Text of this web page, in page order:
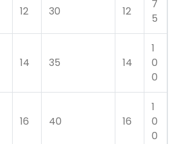
12 30 12
7
5
14 35 14
1
0
0
16 40 16
1
0
0